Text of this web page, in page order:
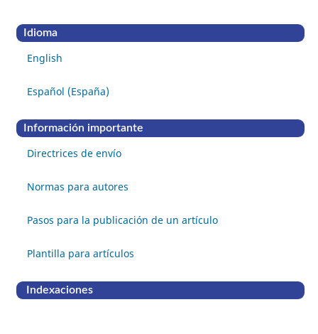
Idioma
English
Español (España)
Información importante
Directrices de envío
Normas para autores
Pasos para la publicación de un artículo
Plantilla para artículos
Indexaciones